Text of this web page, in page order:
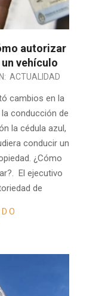
autorizar
vehículo
ACTUALIDAD
cambios en la
conducción de
la cédula azul,
conducir un
¿Cómo
El ejecutivo
de